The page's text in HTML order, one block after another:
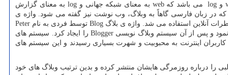
و logمی باشد کهweb به معنای شبکه جهانی و logبه معنای گزارش
در زبان فارسی گاهاً به وبلاگ، وب نوشت نیز گفته می شود. واژه ی
آنلاین استفاده می شد. واژه ی بلاگ Blog توسط فردی به نام Peter
نمود و پس از آن سیستم وبلاگ نویسی Bloggerرا ایجاد کرد. سیستم های
کاربران اینترنت به محبوبیت و شهرت بسیاری رسیدند و این سیستم های
را درباره روزمرگی هایشان منتشر کرده و بدین ترتیب وبلاگ های خود